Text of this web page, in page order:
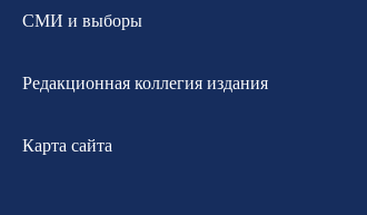
СМИ и выборы
Редакционная коллегия издания
Карта сайта